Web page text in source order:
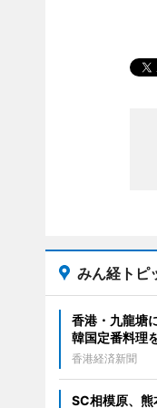
みん経トピ
香港・九龍塘
韓国定番料理
香港経済新聞
SC相模原、